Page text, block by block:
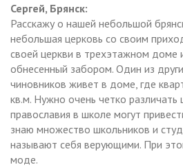
Сергей, Брянск:
Расскажу о нашей небольшой
небольшая церковь со своим
своей церкви в трехэтажном доме
обнесенный забором. Один из
чиновников живет в доме, где
кв.м. Нужно очень четко различать
православия в школе могут
знаю множество школьников и
называют себя верующими. При
моде.